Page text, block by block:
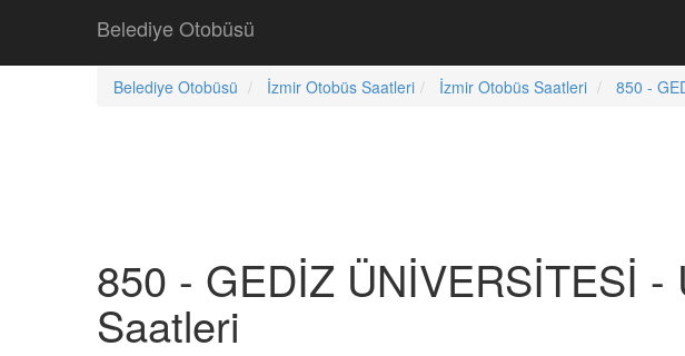
Belediye Otobüsü
Belediye Otobüsü İzmir Otobüs Saatleri İzmir Otobüs Saatleri 850 -
850 - GEDİZ ÜNİVERSİTESİ
Saatleri